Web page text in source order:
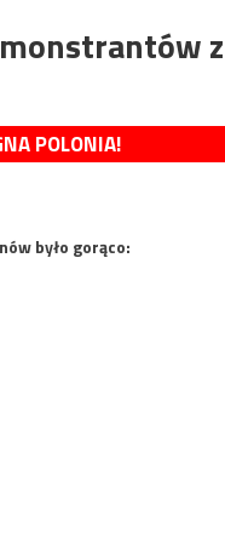
z
POLONIA!
było gorąco: